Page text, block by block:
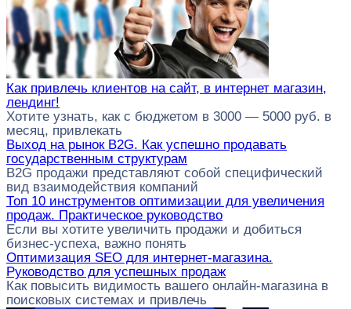
Как привлечь клиентов на сайт, в интернет магазин,
лендинг!
Хотите узнать, как с бюджетом в 3000 — 5000 руб. в
месяц, привлекать
Выход на рынок B2G. Как успешно продавать
государственным структурам
B2G продажи представляют собой специфический
вид взаимодействия компаний
Топ 10 инструментов оптимизации для увеличения
продаж. Практическое руководство
Если вы хотите увеличить продажи и добиться
бизнес-успеха, важно понять
Оптимизация SEO для интернет-магазина.
Руководство для успешных продаж
Как повысить видимость вашего онлайн-магазина в
поисковых системах и привлечь